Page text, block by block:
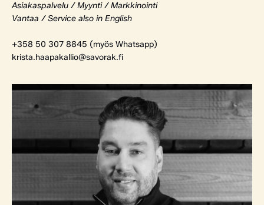
Asiakaspalvelu / Myynti / Markkinointi
Vantaa / Service also in English
+358 50 307 8845 (myös Whatsapp)
krista.haapakallio@savorak.fi